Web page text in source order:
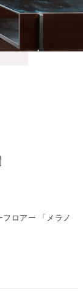
ロアー 「メラノ